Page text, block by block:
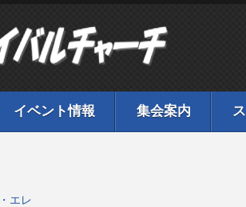
イベント情報 集会案内
エレ